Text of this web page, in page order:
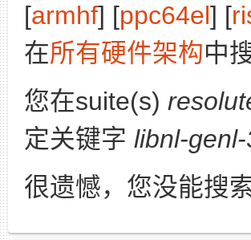
[armhf] [ppc64el] [
在所有硬件架构中
您在suite(s)
定关键字 libnl-
很遗憾，您没能搜